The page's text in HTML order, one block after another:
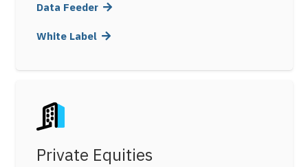
Data Feeder
White Label
Private Equities